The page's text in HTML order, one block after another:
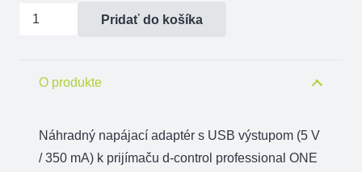
množstvo
Pridať do košíka
O produkte
Náhradný napájací adaptér s USB výstupom (5 V
/ 350 mA) k prijímaču d-control professional ONE